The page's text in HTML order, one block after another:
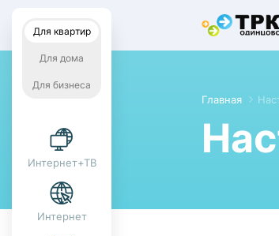
Для квартир
Для дома
Для бизнеса
Интернет+ТВ
Интернет
Главная